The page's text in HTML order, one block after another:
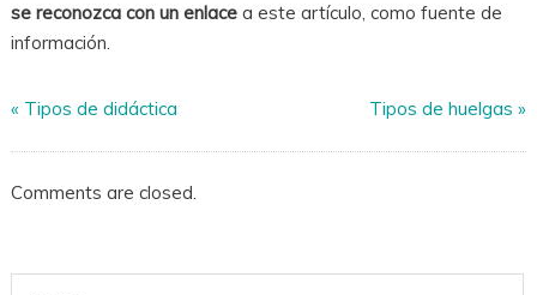
se reconozca con un enlacea este artículo, como fuente de
información.
« Tipos de didáctica Tipos de huelgas »
Comments are closed.